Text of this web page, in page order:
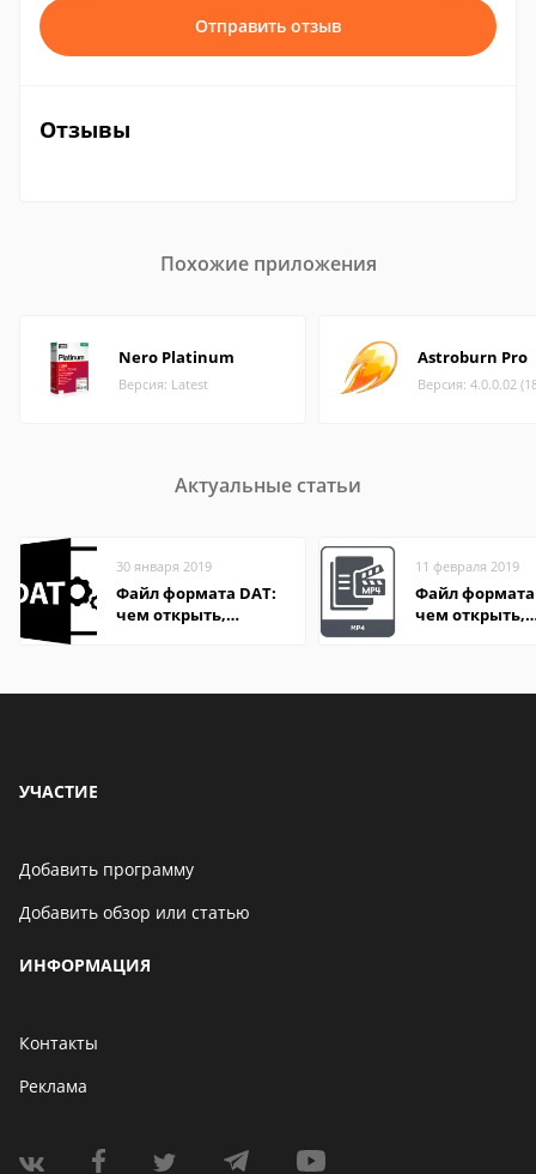
Отправить отзыв
Отзывы
Похожие приложения
Nero Platinum
Версия: Latest
Astroburn Pro
Версия: 4.0.0.02
Актуальные статьи
30 января 2019
Файл формата DAT:
чем открыть,
11 февраля 2019
Файл формата
чем открыть,
УЧАСТИЕ
Добавить программу
Добавить обзор или статью
ИНФОРМАЦИЯ
Контакты
Реклама